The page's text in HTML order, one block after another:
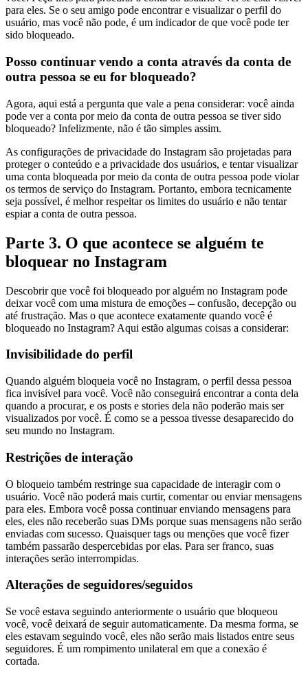
para eles. Se o seu amigo pode encontrar e visualizar o perfil do
usuário, mas você não pode, é um indicador de que você pode ter
sido bloqueado.
Posso continuar vendo a conta através da conta de
outra pessoa se eu for bloqueado?
Agora, aqui está a pergunta que vale a pena considerar: você ainda
pode ver a conta por meio da conta de outra pessoa se tiver sido
bloqueado? Infelizmente, não é tão simples assim.
As configurações de privacidade do Instagram são projetadas para
proteger o conteúdo e a privacidade dos usuários, e tentar visualizar
uma conta bloqueada por meio da conta de outra pessoa pode violar
os termos de serviço do Instagram. Portanto, embora tecnicamente
seja possível, é melhor respeitar os limites do usuário e não tentar
espiar a conta de outra pessoa.
Parte 3. O que acontece se alguém te
bloquear no Instagram
Descobrir que você foi bloqueado por alguém no Instagram pode
deixar você com uma mistura de emoções – confusão, decepção ou
até frustração. Mas o que acontece exatamente quando você é
bloqueado no Instagram? Aqui estão algumas coisas a considerar:
Invisibilidade do perfil
Quando alguém bloqueia você no Instagram, o perfil dessa pessoa
fica invisível para você. Você não conseguirá encontrar a conta dela
quando a procurar, e os posts e stories dela não poderão mais ser
visualizados por você. É como se a pessoa tivesse desaparecido do
seu mundo no Instagram.
Restrições de interação
O bloqueio também restringe sua capacidade de interagir com o
usuário. Você não poderá mais curtir, comentar ou enviar mensagens
para eles. Embora você possa continuar enviando mensagens para
eles, eles não receberão suas DMs porque suas mensagens não serão
enviadas com sucesso. Quaisquer tags ou menções que você fizer
também passarão despercebidas por elas. Para ser franco, suas
interações serão interrompidas.
Alterações de seguidores/seguidos
Se você estava seguindo anteriormente o usuário que bloqueou
você, você deixará de seguir automaticamente. Da mesma forma, se
eles estavam seguindo você, eles não serão mais listados entre seus
seguidores. É um rompimento unilateral em que a conexão é
cortada.